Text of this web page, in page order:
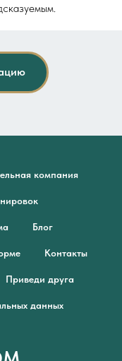
компания
Блог
Контакты
Приведи друга
данных